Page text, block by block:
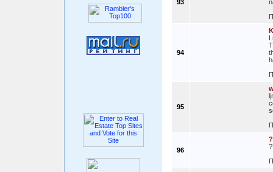
93
94
I
95
96